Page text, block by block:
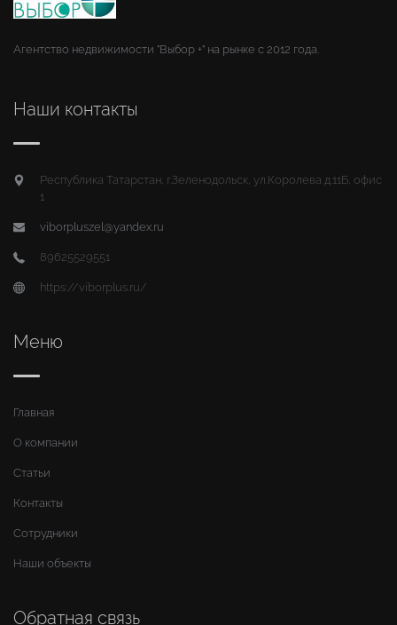
Агентство недвижимости "Выбор +" на рынке с 2012 года.
Наши контакты
Республика Татарстан, г.Зеленодольск, ул.Королева д.11Б, офис
1
viborpluszel@yandex.ru
89625529551
https://viborplus.ru/
Меню
Главная
О компании
Статьи
Контакты
Сотрудники
Наши объекты
Обратная связь